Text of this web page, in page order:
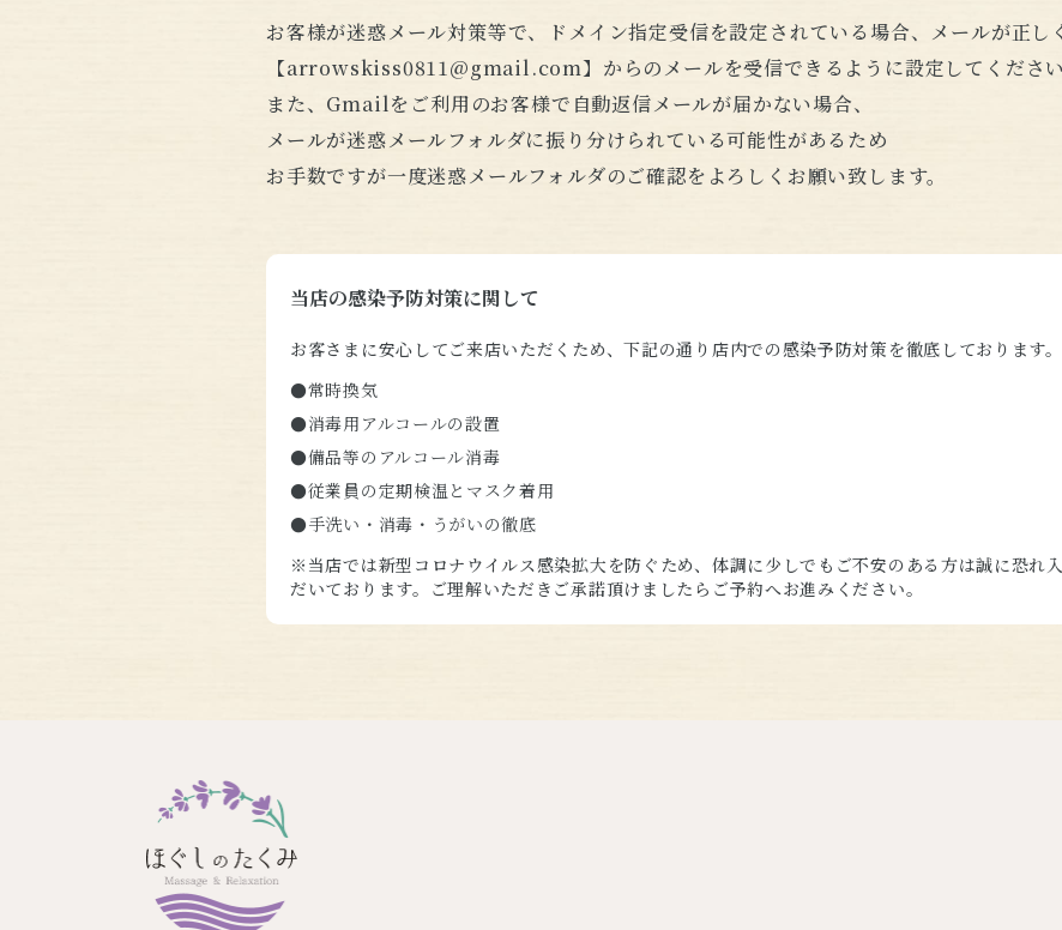
お客様が迷惑メール対策等で、ドメイン指定受信を設定されている場合、メールが正し
【arrowskiss0811@gmail.com】からのメールを受信できるように設定してください
また、Gmailをご利用のお客様で自動返信メールが届かない場合、
メールが迷惑メールフォルダに振り分けられている可能性があるため
お手数ですが一度迷惑メールフォルダのご確認をよろしくお願い致します。
当店の感染予防対策に関して
お客さまに安心してご来店いただくため、下記の通り店内での感染予防対策を徹底しております。
●常時換気
●消毒用アルコールの設置
●備品等のアルコール消毒
●従業員の定期検温とマスク着用
●手洗い・消毒・うがいの徹底
※当店では新型コロナウイルス感染拡大を防ぐため、体調に少しでもご不安のある方は誠に恐れ
だいております。ご理解いただきご承諾頂けましたらご予約へお進みください。